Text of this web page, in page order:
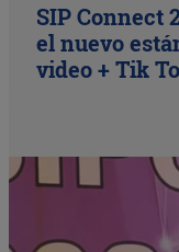
SIP Connect
el nuevo
video + Tik